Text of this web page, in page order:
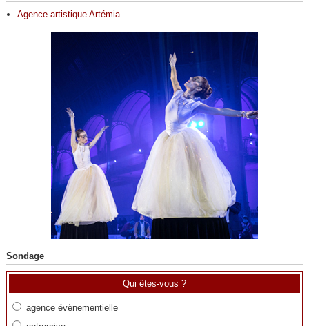
Agence artistique Artémia
Sondage
Qui êtes-vous ?
agence évènementielle